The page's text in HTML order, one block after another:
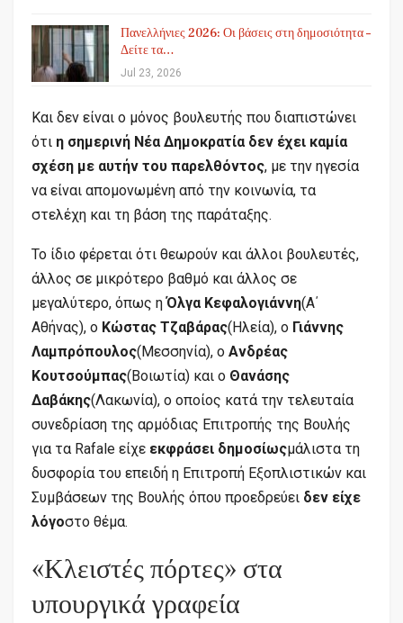
Πανελλήνιες 2026: Οι βάσεις στη δημοσιότητα –
Δείτε τα…
Jul 23, 2026
Και δεν είναι ο μόνος βουλευτής που διαπιστώνει
ότι η σημερινή Νέα Δημοκρατία δεν έχει καμία
σχέση με αυτήν του παρελθόντος, με την ηγεσία
να είναι απομονωμένη από την κοινωνία, τα
στελέχη και τη βάση της παράταξης.
Το ίδιο φέρεται ότι θεωρούν και άλλοι βουλευτές,
άλλος σε μικρότερο βαθμό και άλλος σε
μεγαλύτερο, όπως ηΌλγα Κεφαλογιάννη(Α΄
Αθήνας), ο Κώστας Τζαβάρας(Ηλεία), ο Γιάννης
Λαμπρόπουλος(Μεσσηνία), ο Ανδρέας
Κουτσούμπας(Βοιωτία) και ο Θανάσης
Δαβάκης(Λακωνία), ο οποίος κατά την τελευταία
συνεδρίαση της αρμόδιας Επιτροπής της Βουλής
για τα Rafale είχε εκφράσει δημοσίωςμάλιστα τη
δυσφορία του επειδή η Επιτροπή Εξοπλιστικών και
Συμβάσεων της Βουλής όπου προεδρεύει δεν είχε
λόγοστο θέμα.
«Κλειστές πόρτες» στα
υπουργικά γραφεία